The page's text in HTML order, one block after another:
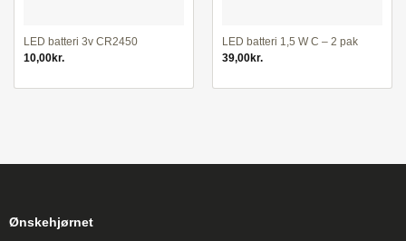
LED batteri 3v CR2450
10,00kr.
LED batteri 1,5 W C – 2 pak
39,00kr.
Ønskehjørnet